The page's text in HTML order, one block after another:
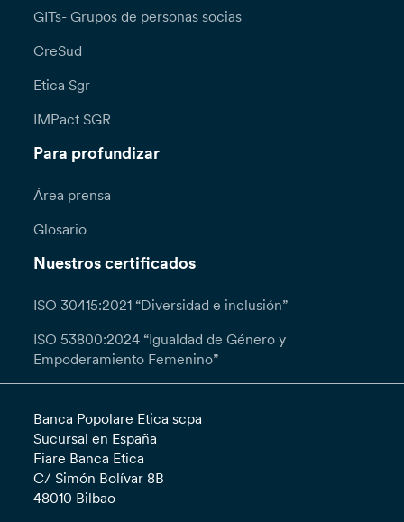
GITs- Grupos de personas socias
CreSud
Etica Sgr
IMPact SGR
Para profundizar
Área prensa
Glosario
Nuestros certificados
ISO 30415:2021 “Diversidad e inclusión”
ISO 53800:2024 “Igualdad de Género y
Empoderamiento Femenino”
Banca Popolare Etica scpa
Sucursal en España
Fiare Banca Etica
C/ Simón Bolívar 8B
48010 Bilbao